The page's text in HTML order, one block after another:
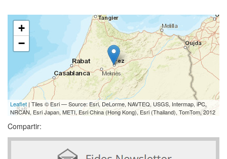
+
−
Leaflet | Tiles © Esri — Source: Esri, DeLorme, NAVTEQ, USGS, Intermap, iPC,
NRCAN, Esri Japan, METI, Esri China (Hong Kong), Esri (Thailand), TomTom, 2012
Compartir: